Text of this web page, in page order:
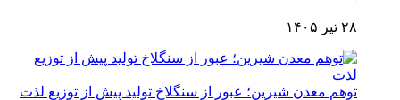
۲۸ تیر ۱۴۰۵
توهم معدن شیرین؛ عبور از سنگلاخ تولید پیش از توزیع لذت